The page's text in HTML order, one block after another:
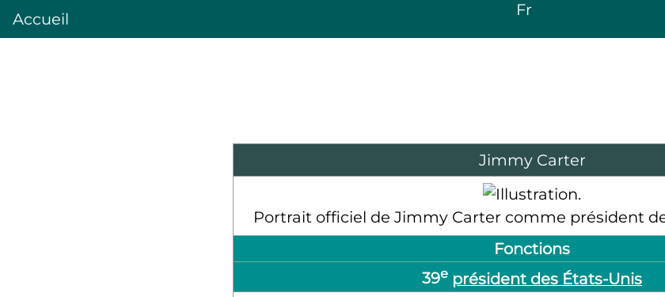
Accueil Fr
Jimmy Carter
Portrait officiel de Jimmy Carter comme président
Fonctions
39e président des États-Unis